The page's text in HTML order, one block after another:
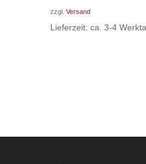
330,00 €
zzgl.Versand
Lieferzeit: ca. 3-4